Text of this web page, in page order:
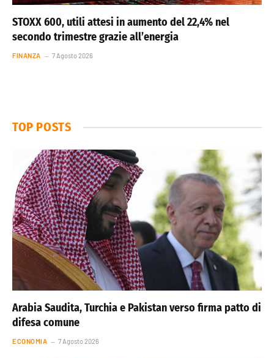
STOXX 600, utili attesi in aumento del 22,4% nel
secondo trimestre grazie all’energia
FINANZA 7 Agosto 2026
TOP POSTS
Arabia Saudita, Turchia e Pakistan verso firma patto di
difesa comune
ECONOMIA 7 Agosto 2026